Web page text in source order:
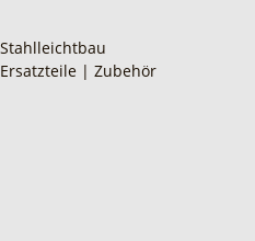
Stahlleichtbau
Ersatzteile | Zubehör